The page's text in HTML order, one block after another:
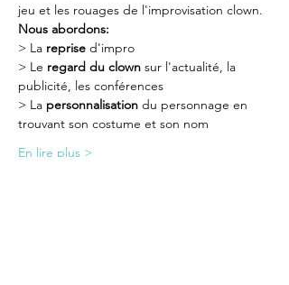
jeu et les rouages de l'improvisation clown.
Nous abordons:
> La reprise d'impro
> Le regard du clown sur l'actualité, la
publicité, les conférences
> La personnalisation du personnage en
trouvant son costume et son nom
En lire plus >